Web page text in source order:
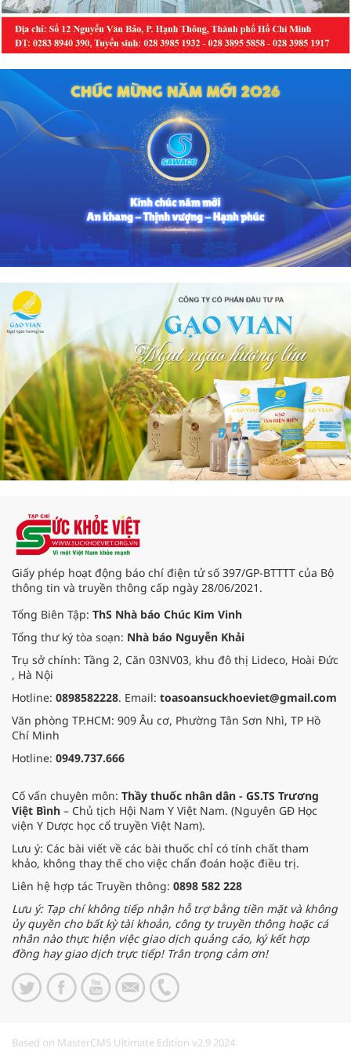
Giấy phép hoạt động báo chí điện tử số 397/GP-BTTTT của Bộ
thông tin và truyền thông cấp ngày 28/06/2021.
Tổng Biên Tập: ThS Nhà báo Chúc Kim Vinh
Tổng thư ký tòa soạn: Nhà báo Nguyễn Khải
Trụ sở chính: Tầng 2, Căn 03NV03, khu đô thị Lideco, Hoài Đức
, Hà Nội
Hotline: 0898582228. Email: toasoansuckhoeviet@gmail.com
Văn phòng TP.HCM: 909 Âu cơ, Phường Tân Sơn Nhì, TP Hồ
Chí Minh
Hotline: 0949.737.666
Cố vấn chuyên môn: Thầy thuốc nhân dân - GS.TS Trương
Việt Bình – Chủ tịch Hội Nam Y Việt Nam. (Nguyên GĐ Học
viện Y Dược học cổ truyền Việt Nam).
Lưu ý: Các bài viết về các bài thuốc chỉ có tính chất tham
khảo, không thay thế cho việc chẩn đoán hoặc điều trị.
Liên hệ hợp tác Truyền thông: 0898 582 228
Lưu ý: Tạp chí không tiếp nhận hỗ trợ bằng tiền mặt và không
ủy quyền cho bất kỳ tài khoản, công ty truyền thông hoặc cá
nhân nào thực hiện việc giao dịch quảng cáo, ký kết hợp
đồng hay giao dịch trực tiếp! Trân trọng cảm ơn!
Based on MasterCMS Ultimate Edition v2.9 2024